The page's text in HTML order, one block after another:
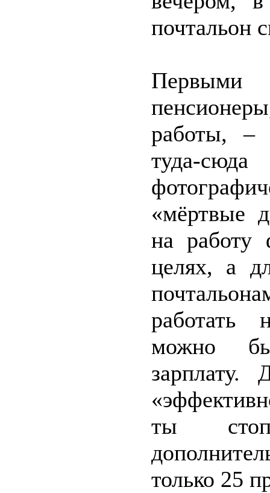
почтальон
Первыми
работы, –
туда-
«мёртвые
на работу
целях, а
работать
можно
ты
только 25